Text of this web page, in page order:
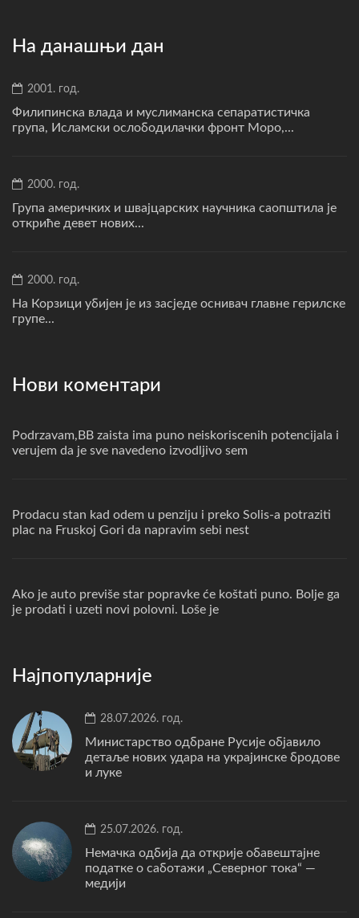
На данашњи дан
2001. год.
Филипинска влада и муслиманска сепаратистичка
група, Исламски ослободилачки фронт Моро,...
2000. год.
Група америчких и швајцарских научника саопштила је
откриће девет нових...
2000. год.
На Корзици убијен је из засједе оснивач главне герилске
групе...
Нови коментари
Podrzavam,BB zaista ima puno neiskoriscenih potencijala i
verujem da je sve navedeno izvodljivo sem
Prodacu stan kad odem u penziju i preko Solis-a potraziti
plac na Fruskoj Gori da napravim sebi nest
Ako je auto previše star popravke će koštati puno. Bolje ga
je prodati i uzeti novi polovni. Loše je
Најпопуларније
28.07.2026. год.
Министарство одбране Русије објавило
детаље нових удара на украјинске бродове
и луке
25.07.2026. год.
Немачка одбија да открије обавештајне
податке о саботажи „Северног тока“ —
медији